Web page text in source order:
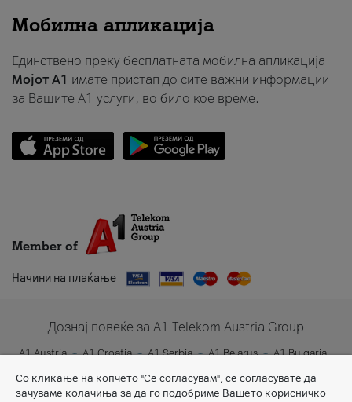
Мобилна апликација
Единствено преку бесплатната мобилна апликација
Мојот A1 имате пристап до сите важни информации
за Вашите A1 услуги, во било кое време.
Member of
Начини на плаќање
Дознај повеќе за A1 Telekom Austria Group
A1 Austria A1 Croatia A1 Serbia A1 Belarus
A1 Bulgaria
A1 Slovenia
A1 Digital
Со кликање на копчето "Се согласувам", се согласувате да
зачуваме колачиња за да го подобриме Вашето корисничко